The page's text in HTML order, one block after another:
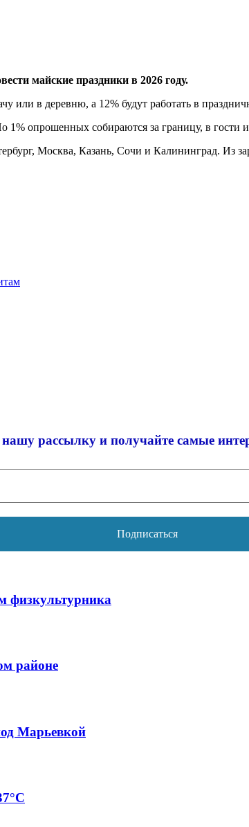
майские праздники в 2026 году.
или в деревню, а 12% будут работать в
опрошенных собираются за границу, в гости
Москва, Казань, Сочи и Калининград. Из
рассылку и получайте самые
физкультурника
районе
Марьевкой